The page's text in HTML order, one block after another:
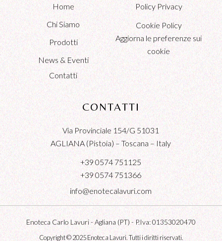
Home
Chi Siamo
Prodotti
News & Eventi
Contatti
Policy Privacy
Cookie Policy
Aggiorna le preferenze sui
cookie
CONTATTI
Via Provinciale 154/G 51031
AGLIANA (Pistoia) – Toscana – Italy
+39 0574 751125
+39 0574 751366
info@enotecalavuri.com
Copyright © 2025Enoteca Lavuri.Tutti i diritti riservati.
Enoteca Carlo Lavuri - Agliana (PT) - P.Iva: 01353020470